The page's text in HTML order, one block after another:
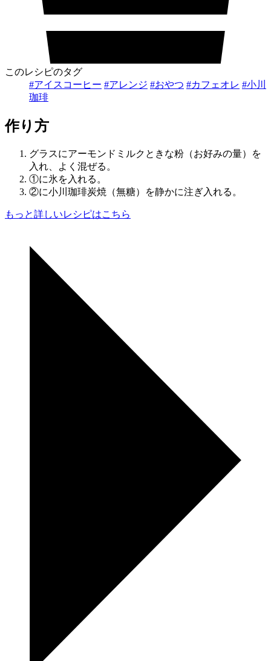
このレシピのタグ
#アイスコーヒー #アレンジ #おやつ #カフェオレ #小川
珈琲
作り方
グラスにアーモンドミルクときな粉（お好みの量）を
入れ、よく混ぜる。
①に氷を入れる。
②に小川珈琲炭焼（無糖）を静かに注ぎ入れる。
もっと詳しいレシピはこちら